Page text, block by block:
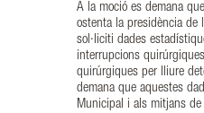
A la moció es demana
ostenta la presidència de
sol·liciti dades
interrupcions
quirúrgiques per lliure
demana que aquestes
Municipal i als mitjans de